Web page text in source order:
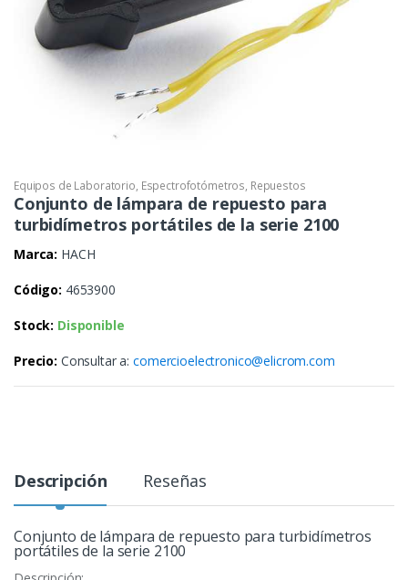
Equipos de Laboratorio, Espectrofotómetros, Repuestos
Conjunto de lámpara de repuesto para
turbidímetros portátiles de la serie 2100
Marca: HACH
Código: 4653900
Stock: Disponible
Precio: Consultar a:comercioelectronico@elicrom.com
Descripción Reseñas
Conjunto de lámpara de repuesto para turbidímetros
portátiles de la serie 2100